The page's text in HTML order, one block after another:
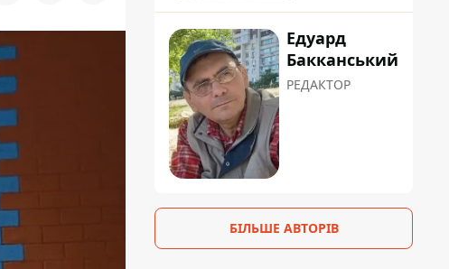
Едуард
Бакканський
РЕДАКТОР
БІЛЬШЕ АВТОРІВ